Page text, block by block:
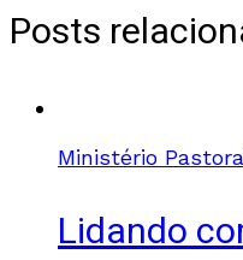
Posts
Ministério
Lidando